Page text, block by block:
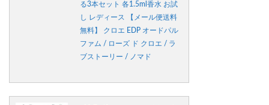
る3本セット 各1.5ml香水 お試
し レディース 【メール便送料
無料】 クロエ EDP オードパル
ファム / ローズ ド クロエ / ラ
ブストーリー / ノマド